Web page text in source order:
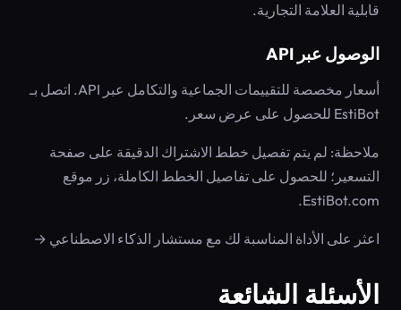
قابلية العلامة التجارية.
الوصول عبر API
أسعار مخصصة للتقييمات الجماعية والتكامل عبر API. اتصل بـ
EstiBot للحصول على عرض سعر.
ملاحظة: لم يتم تفصيل خطط الاشتراك الدقيقة على صفحة
التسعير؛ للحصول على تفاصيل الخطط الكاملة، زر موقع
EstiBot.com.
اعثر على الأداة المناسبة لك مع مستشار الذكاء الاصطناعي →
الأسئلة الشائعة